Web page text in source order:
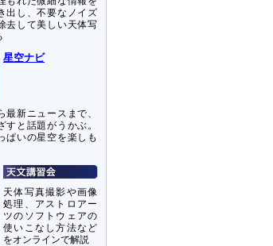
出し、不要なノイズ
去して美しい天体写
星空ナビ
最新ニュースまで、
すと話題がうかぶ。
ぱいの星空を楽しも
天体写真撮影や画像
処理、アストロアー
ツのソフトウェアの
使いこなし方法など
をオンラインで解説